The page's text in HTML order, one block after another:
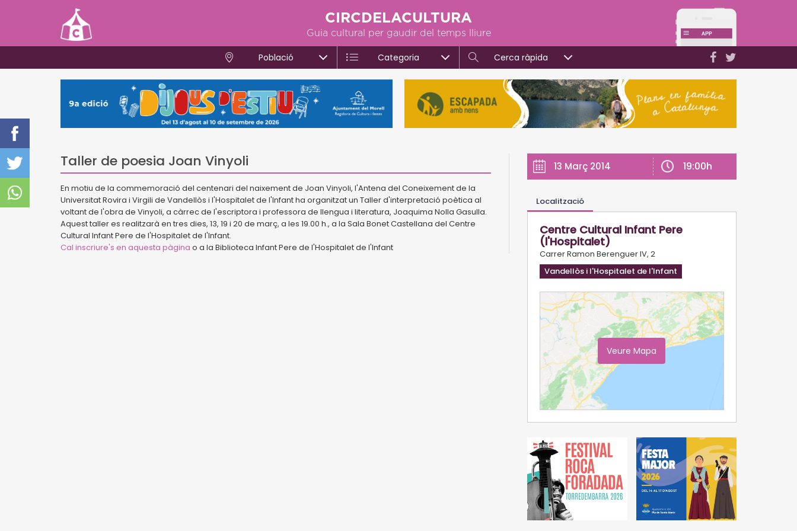
CIRCDELACULTURA
Guia cultural per gaudir del temps lliure
Població Categoria Cerca ràpida
Taller de poesia Joan Vinyoli
En motiu de la commemoració del centenari del naixement de Joan Vinyoli, l'Antena del Coneixement de la
Universitat Rovira i Virgili de Vandellòs i l'Hospitalet de l'Infant ha organitzat un Taller d'interpretació poètica al
voltant de l'obra de Vinyoli, a càrrec de l'escriptora i professora de llengua i literatura, Joaquima Nolla Gasulla.
Aquest taller es realitzarà en tres dies, 13, 19 i 20 de març, a les 19.00 h., a la Sala Bonet Castellana del Centre
Cultural Infant Pere de l'Hospitalet de l'Infant.
Cal inscriure's en aquesta pàgina o a la Biblioteca Infant Pere de l'Hospitalet de l'Infant
13 Març 2014 19:00h
Localització
Centre Cultural Infant Pere
(l'Hospitalet)
Carrer Ramon Berenguer IV, 2
Vandellòs i l'Hospitalet de l'Infant
Veure Mapa